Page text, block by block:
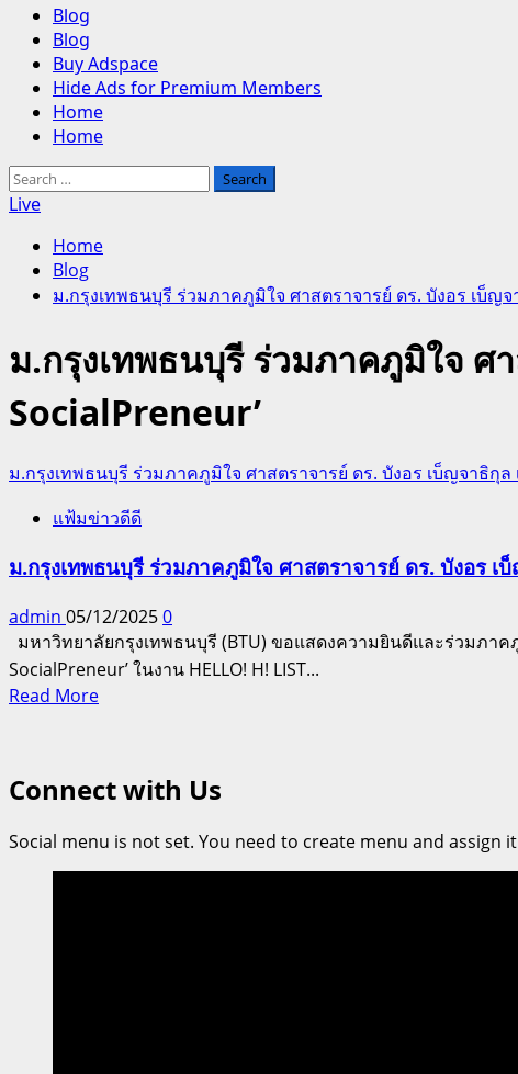
Primary
Menu
Blog
Blog
Buy Adspace
Hide Ads for Premium Members
Home
Home
Search
for:
Live
Home
Blog
ม.กรุงเทพธนบุรี ร่วมภาคภูมิใจ ศาสตราจารย์ ดร. บังอร เบ็ญจ
ม.กรุงเทพธนบุรี ร่วมภาคภูมิใจ ศ
SocialPreneur’
ม.กรุงเทพธนบุรี ร่วมภาคภูมิใจ ศาสตราจารย์ ดร. บังอร เบ็ญจาธิกุล
แฟ้มข่าวดีดี
ม.กรุงเทพธนบุรี ร่วมภาคภูมิใจ ศาสตราจารย์ ดร. บังอร เ
admin 05/12/20250
มหาวิทยาลัยกรุงเทพธนบุรี (BTU) ขอแสดงความยินดีและร่วมภาค
SocialPreneur’ ในงาน HELLO! H! LIST...
Read MoreRead
ธนบุรี
ภาค
ภูมิใจ
Connect with Us
Social menu is not set. You need to create menu and assign